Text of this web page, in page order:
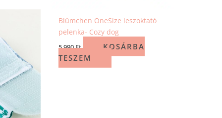
Blümchen OneSize leszoktató
pelenka- Cozy dog
5 990Ft
KOSÁRBA
TESZEM